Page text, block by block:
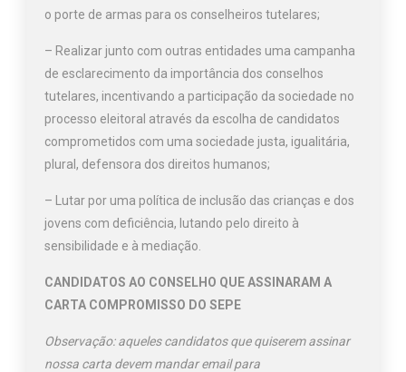
o porte de armas para os conselheiros tutelares;
– Realizar junto com outras entidades uma campanha
de esclarecimento da importância dos conselhos
tutelares, incentivando a participação da sociedade no
processo eleitoral através da escolha de candidatos
comprometidos com uma sociedade justa, igualitária,
plural, defensora dos direitos humanos;
– Lutar por uma política de inclusão das crianças e dos
jovens com deficiência, lutando pelo direito à
sensibilidade e à mediação.
CANDIDATOS AO CONSELHO QUE ASSINARAM A
CARTA COMPROMISSO DO SEPE
Observação: aqueles candidatos que quiserem assinar
nossa carta devem mandar email para